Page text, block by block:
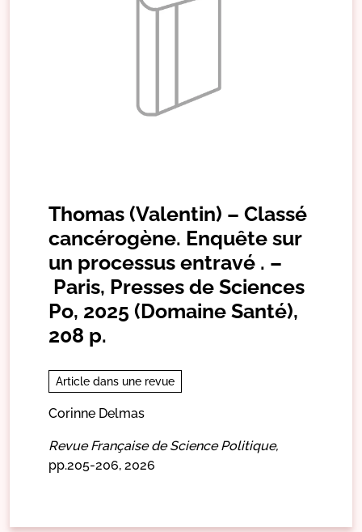
Thomas (Valentin) – Classé
cancérogène. Enquête sur
un processus entravé . –
Paris, Presses de Sciences
Po, 2025 (Domaine Santé),
208 p.
Article dans une revue
Corinne Delmas
Revue Française de Science Politique,
pp.205-206, 2026